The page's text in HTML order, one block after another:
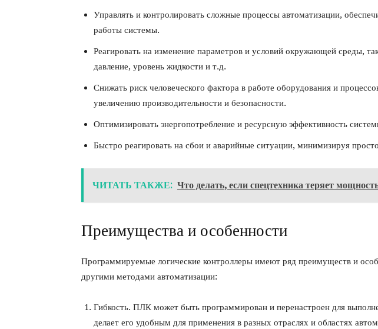
Управлять и контролировать сложные процессы автоматизации,
работы системы.
Реагировать на изменение параметров и условий окружающей среды,
давление, уровень жидкости и т.д.
Снижать риск человеческого фактора в работе оборудования и
увеличению производительности и безопасности.
Оптимизировать энергопотребление и ресурсную эффективность
Быстро реагировать на сбои и аварийные ситуации, минимизируя
ЧИТАТЬ ТАКЖЕ: Что делать, если спецтехника теряет
Преимущества и особенности
Программируемые логические контроллеры имеют ряд преимуществ и
другими методами автоматизации:
Гибкость. ПЛК может быть программирован и перенастроен для
делает его удобным для применения в разных отраслях и областях